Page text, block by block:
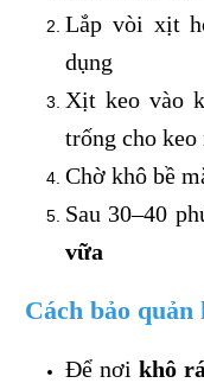
Lắp vòi xịt
dụng
Xịt keo vào
trống cho keo
Chờ khô bề
Sau 30–40
vữa
Cách bảo quản
Để nơi khô